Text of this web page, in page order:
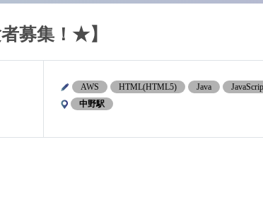
募集！★】
AWS HTML(HTML5) Java
中野駅